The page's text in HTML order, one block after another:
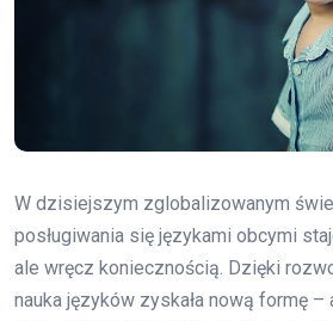
W dzisiejszym zglobalizowanym
posługiwania się językami obcymi
ale wręcz koniecznością. Dzięki
nauka języków zyskała nową formę –